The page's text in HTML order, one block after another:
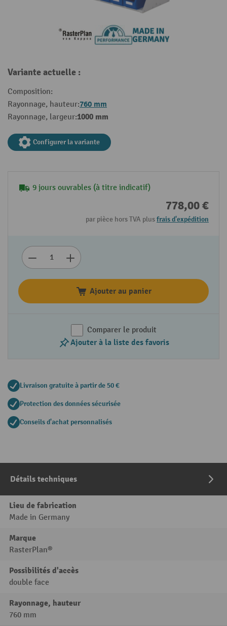
Variante actuelle :
Composition:
Rayonnage, hauteur:760 mm
Rayonnage, largeur:1000 mm
Configurer la variante
9 jours ouvrables (à titre indicatif)
778,00 €
par pièce hors TVA plusfrais d'expédition
Ajouter au panier
Comparer le produit
Ajouter à la liste des favoris
Livraison gratuite à partir de 50 €
Protection des données sécurisée
Conseils d'achat personnalisés
Détails techniques
Lieu de fabrication
Made in Germany
Marque
RasterPlan®
Possibilités d'accès
double face
Rayonnage, hauteur
760 mm